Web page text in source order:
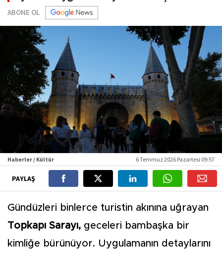
ABONE OL
Haberler / Kültür 6 Temmuz 2026 Pazartesi 09:57
PAYLAŞ
Gündüzleri binlerce turistin akınına uğrayan
Topkapı Sarayı, geceleri bambaşka bir
kimliğe bürünüyor. Uygulamanın detaylarını